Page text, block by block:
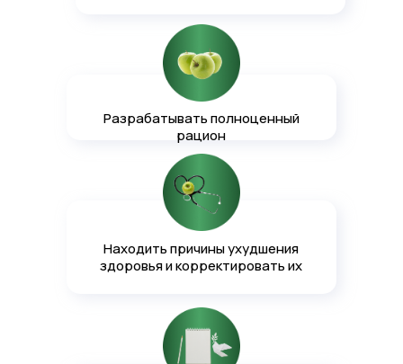
Разрабатывать полноценный
рацион
Находить причины ухудшения
здоровья и корректировать их